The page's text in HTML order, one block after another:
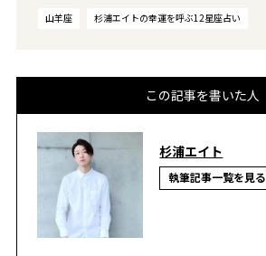
山羊座
杉浦エイトの幸運を呼ぶ12星座占い
この記事を書いた人
杉浦エイト
執筆記事一覧を見る